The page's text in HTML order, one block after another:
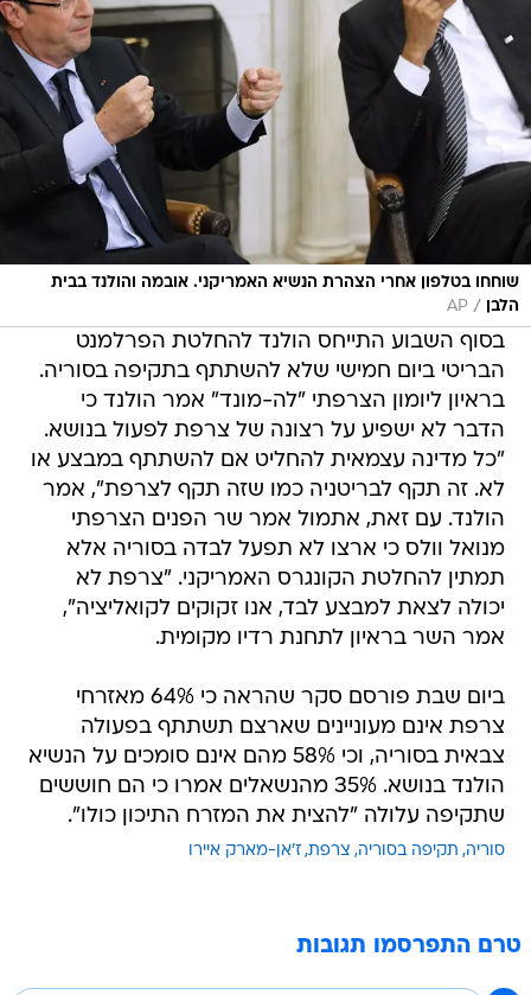
שוחחו בטלפון אחרי הצהרת הנשיא האמריקני. אובמה והולנד בבית
הלבן
/
AP
בסוף השבוע התייחס הולנד להחלטת הפרלמנט
הבריטי ביום חמישי שלא להשתתף בתקיפה בסוריה.
בראיון ליומון הצרפתי "לה-מונד" אמר הולנד כי
הדבר לא ישפיע על רצונה של צרפת לפעול בנושא.
"כל מדינה עצמאית להחליט אם להשתתף במבצע או
לא. זה תקף לבריטניה כמו שזה תקף לצרפת", אמר
הולנד. עם זאת, אתמול אמר שר הפנים הצרפתי
מנואל וולס כי ארצו לא תפעל לבדה בסוריה אלא
תמתין להחלטת הקונגרס האמריקני. "צרפת לא
יכולה לצאת למבצע לבד, אנו זקוקים לקואליציה",
אמר השר בראיון לתחנת רדיו מקומית.
ביום שבת פורסם סקר שהראה כי 64% מאזרחי
צרפת אינם מעוניינים שארצם תשתתף בפעולה
צבאית בסוריה, וכי 58% מהם אינם סומכים על הנשיא
הולנד בנושא. 35% מהנשאלים אמרו כי הם חוששים
שתקיפה עלולה "להצית את המזרח התיכון כולו".
סוריה תקיפה בסוריה צרפת ז'אן-מארק איירו
טרם התפרסמו תגובות